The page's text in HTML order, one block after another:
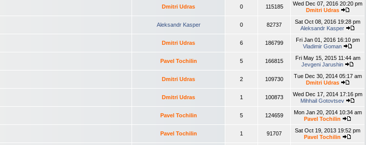
Dmitri Udras 0 115185
Wed Dec 07, 2016 20:20 pm
Dmitri Udras
Aleksandr Kasper 0 82737
Sat Oct 08, 2016 19:28 pm
Aleksandr Kasper
Dmitri Udras 6 186799
Fri Jan 01, 2016 16:10 pm
Vladimir Goman
Pavel Tochilin 5 166815
Fri May 15, 2015 11:44 am
Jevgeni Jarushin
Dmitri Udras 2 109730
Tue Dec 30, 2014 05:17 am
Dmitri Udras
Dmitri Udras 1 100873
Wed Dec 17, 2014 17:16 pm
Mihhail Gotovtsev
Pavel Tochilin 5 124659
Mon Jan 20, 2014 10:34 am
Pavel Tochilin
Pavel Tochilin 1 91707
Sat Oct 19, 2013 19:52 pm
Pavel Tochilin